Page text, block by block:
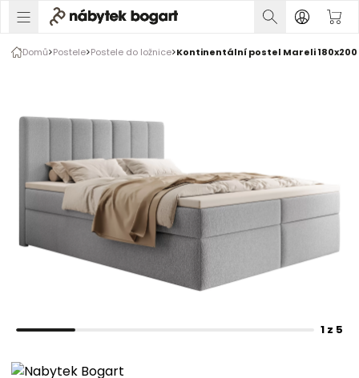
Domů Postele Postele do ložnice Kontinentální postel Mareli
1 z 5